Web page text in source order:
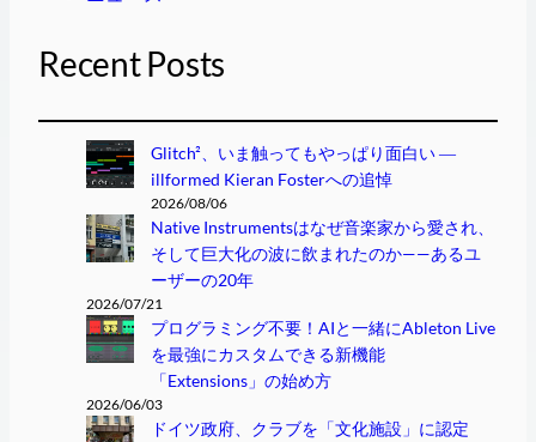
Recent Posts
Glitch²、いま触ってもやっぱり面白い ―
illformed Kieran Fosterへの追悼
2026/08/06
Native Instrumentsはなぜ音楽家から愛され、
そして巨大化の波に飲まれたのか——あるユ
ーザーの20年
2026/07/21
プログラミング不要！AIと一緒にAbleton Live
を最強にカスタムできる新機能
「Extensions」の始め方
2026/06/03
ドイツ政府、クラブを「文化施設」に認定